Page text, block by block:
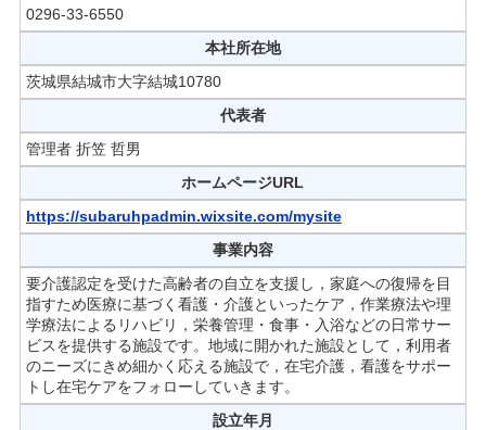
0296-33-6550
本社所在地
茨城県結城市大字結城10780
代表者
管理者 折笠 哲男
ホームページURL
https://subaruhpadmin.wixsite.com/mysite
事業内容
要介護認定を受けた高齢者の自立を支援し，家庭への復帰を目
指すため医療に基づく看護・介護といったケア，作業療法や理
学療法によるリハビリ，栄養管理・食事・入浴などの日常サー
ビスを提供する施設です。地域に開かれた施設として，利用者
のニーズにきめ細かく応える施設で，在宅介護，看護をサポー
トし在宅ケアをフォローしていきます。
設立年月